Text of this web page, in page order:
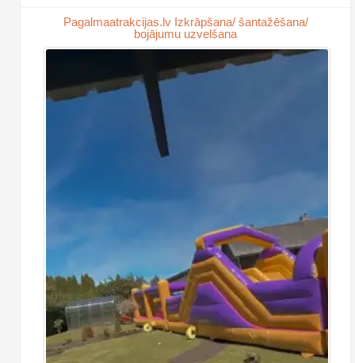
Pagalmaatrakcijas.lv Izkrāpšana/ šantažēšana/
bojājumu uzvelšana